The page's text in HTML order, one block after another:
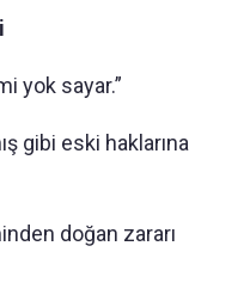
yok sayar.”
gibi eski haklarına
doğan zararı